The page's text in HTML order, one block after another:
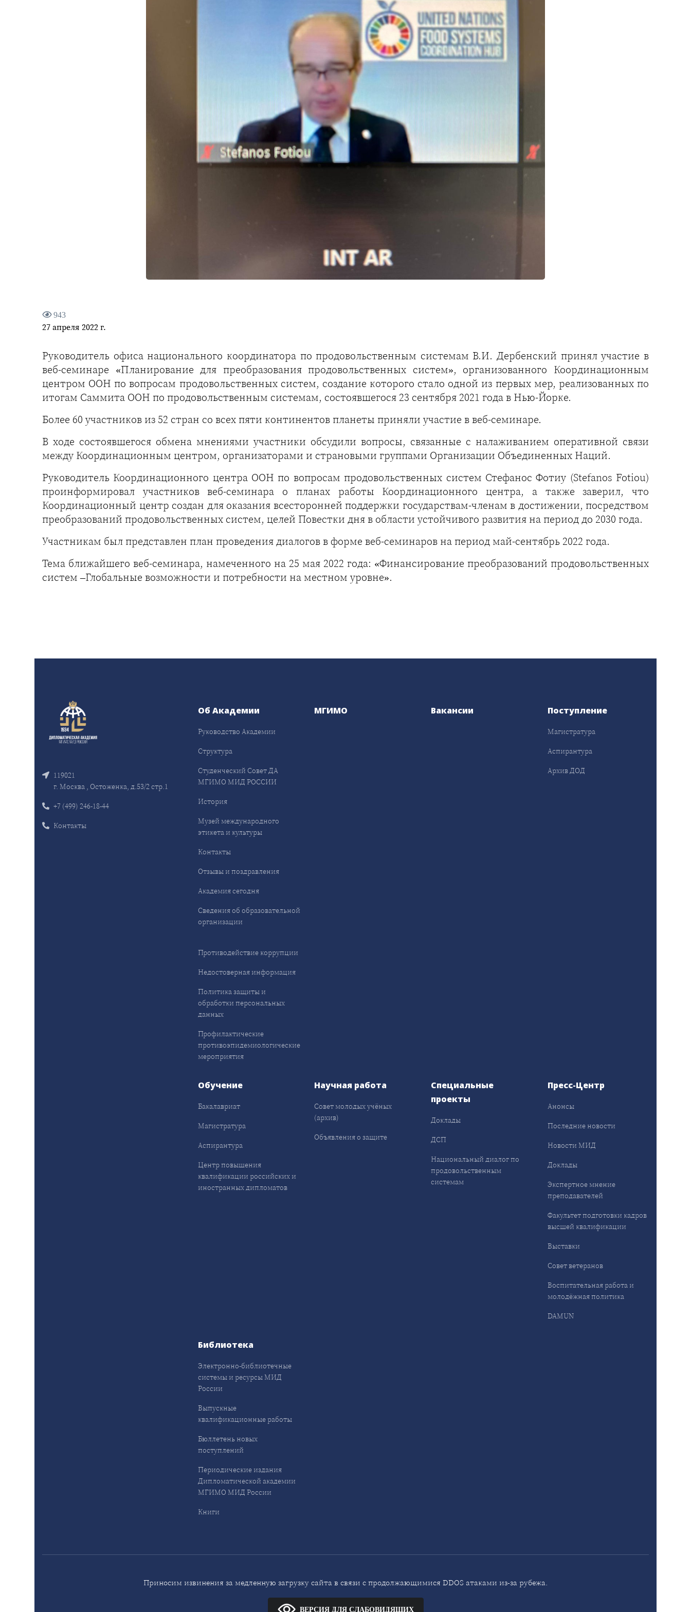
943
27 апреля 2022 г.
Руководитель офиса национального координатора по продовольственным системам В.И. Дербенский принял участие в
веб-семинаре «Планирование для преобразования продовольственных систем», организованного Координационным
центром ООН по вопросам продовольственных систем, создание которого стало одной из первых мер, реализованных по
итогам Саммита ООН по продовольственным системам, состоявшегося 23 сентября 2021 года в Нью-Йорке.
Более 60 участников из 52 стран со всех пяти континентов планеты приняли участие в веб-семинаре.
В ходе состоявшегося обмена мнениями участники обсудили вопросы, связанные с налаживанием оперативной связи
между Координационным центром, организаторами и страновыми группами Организации Объединенных Наций.
Руководитель Координационного центра ООН по вопросам продовольственных систем Стефанос Фотиу (Stefanos Fotiou)
проинформировал участников веб-семинара о планах работы Координационного центра, а также заверил, что
Координационный центр создан для оказания всесторонней поддержки государствам-членам в достижении, посредством
преобразований продовольственных систем, целей Повестки дня в области устойчивого развития на период до 2030 года.
Участникам был представлен план проведения диалогов в форме веб-семинаров на период май-сентябрь 2022 года.
Тема ближайшего веб-семинара, намеченного на 25 мая 2022 года: «Финансирование преобразований продовольственных
систем –Глобальные возможности и потребности на местном уровне».
119021
г. Москва , Остоженка, д.53/2 стр.1
+7 (499) 246-18-44
Контакты
Об Академии
Руководство Академии
Структура
Студенческий Совет ДА
МГИМО МИД РОССИИ
История
Музей международного
этикета и культуры
Контакты
Отзывы и поздравления
Академия сегодня
Сведения об образовательной
организации
Противодействие коррупции
Недостоверная информация
Политика защиты и
обработки персональных
данных
Профилактические
противоэпидемиологические
мероприятия
МГИМО Вакансии Поступление
Магистратура
Аспирантура
Архив ДОД
Обучение
Бакалавриат
Магистратура
Аспирантура
Центр повышения
квалификации российских и
иностранных дипломатов
Научная работа
Совет молодых учёных
(архив)
Объявления о защите
Специальные
проекты
Доклады
ДСП
Национальный диалог по
продовольственным
системам
Пресс-Центр
Анонсы
Последние новости
Новости МИД
Доклады
Экспертное мнение
преподавателей
Факультет подготовки кадров
высшей квалификации
Выставки
Совет ветеранов
Воспитательная работа и
молодёжная политика
DAMUN
Библиотека
Электронно-библиотечные
системы и ресурсы МИД
России
Выпускные
квалификационные работы
Бюллетень новых
поступлений
Периодические издания
Дипломатической академии
МГИМО МИД России
Книги
Приносим извинения за медленную загрузку сайта в связи с продолжающимися DDOS атаками из-за рубежа.
ВЕРСИЯ ДЛЯ СЛАБОВИДЯЩИХ